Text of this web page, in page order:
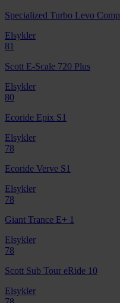
Specialized Turbo Levo Comp
Elsykler
81
Scott E-Scale 720 Plus
Elsykler
80
Ecoride Epix S1
Elsykler
78
Ecoride Verve S1
Elsykler
78
Giant Trance E+ 1
Elsykler
78
Scott Sub Tour eRide 10
Elsykler